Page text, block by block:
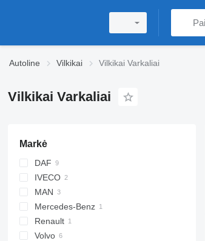
Autoline Vilkikai Vilkikai Varkaliai
Vilkikai Varkaliai
Markė
DAF
CF
XF
IVECO
Stralis
MAN
TGX
Mercedes-Benz
Actros
Renault
T-series
Volvo